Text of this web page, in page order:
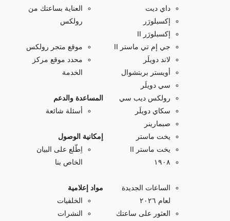
داي ديت
إكسبلورَر
إكسبلورَر II
جي إم تي ماستر II
لاند دويلَر
أويستر بربتشوال
سي دويلَر
رولكس ديب سي
سكاي دويلَر
صبمارينر
يخت ماستر
يخت ماستر II
۱۹۰۸
الساعات الجديدة
لعام ٢٠٢٦
العثور على ساعتك
العناية بساعتك من
رولكس
موقع متجر رولكس
محدد موقع مركز
الخدمة
المساعدة والدعم
أسئلة شائعة
إمكانية الوصول
اِطّلع على البيان
الخاص بنا
مواد إعلامية
الخلفيات
النشرات